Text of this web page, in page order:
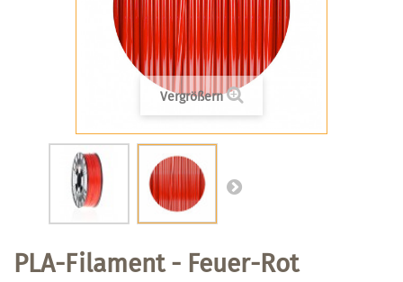
Vergrößern
PLA-Filament - Feuer-Rot